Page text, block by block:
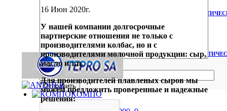
2+4=
КОМПО
16 Июн 2020г.
У нашей компании долгосрочные
партнерские отношения не только с
производителями колбас, но и с
производителями молочной продукции: сыр,
масло и т.п.
Для производителей плавленых сыров мы
можем предложить проверенные и надежные
решения: